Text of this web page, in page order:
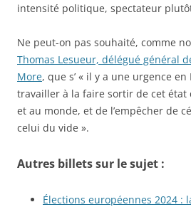
intensité politique, spectateur
Ne peut-on pas souhaité, comme
Thomas Lesueur, délégué général
More, que s’ « il y a une urgence en
travailler à la faire sortir de cet état
et au monde, et de l’empêcher de
celui du vide ».
Autres billets sur le sujet :
Élections européennes 2024 :